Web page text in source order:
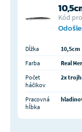
Kód
Dĺžka 10,5cm
Farba
Real
Počet
háčikov
2x
Pracovná
hĺbka